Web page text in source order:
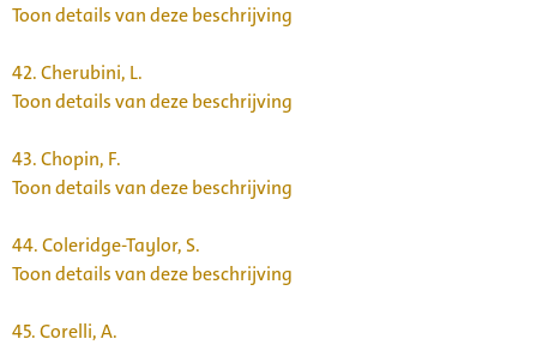
Toon details van deze beschrijving
42.Cherubini, L.
Toon details van deze beschrijving
43.Chopin, F.
Toon details van deze beschrijving
44.Coleridge-Taylor, S.
Toon details van deze beschrijving
45.Corelli, A.